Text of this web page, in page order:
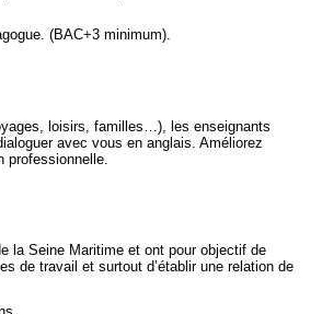
(BAC+3 minimum).
loisirs, familles…), les enseignants
avec vous en anglais. Améliorez
professionnelle.
la Seine Maritime et ont pour objectif de
de travail et surtout d’établir une relation de